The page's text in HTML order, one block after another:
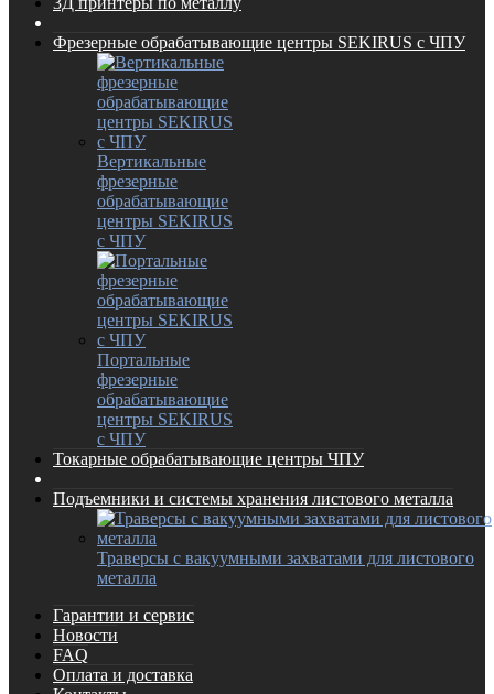
Фрезерные обрабатывающие центры SEKIRUS с ЧПУ
Вертикальные
фрезерные
обрабатывающие
центры SEKIRUS
с ЧПУ
Портальные
фрезерные
обрабатывающие
центры SEKIRUS
с ЧПУ
Токарные обрабатывающие центры ЧПУ
Подъемники и системы хранения листового металла
Траверсы с вакуумными захватами для листового
металла
Гарантии и сервис
Новости
FAQ
Оплата и доставка